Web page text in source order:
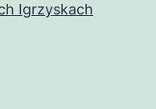
Igrzyskach